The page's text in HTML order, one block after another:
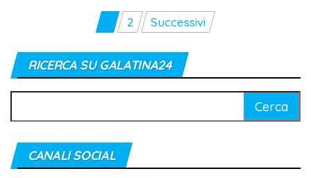
Paginazione
degli
articoli
2 Successivi
RICERCA SU GALATINA24
per:
CANALI SOCIAL